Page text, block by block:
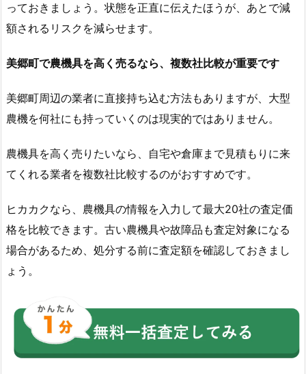
っておきましょう。状態を正直に伝えたほうが、あとで減
額されるリスクを減らせます。
美郷町で農機具を高く売るなら、複数社比較が重要です
美郷町周辺の業者に直接持ち込む方法もありますが、大型
農機を何社にも持っていくのは現実的ではありません。
農機具を高く売りたいなら、自宅や倉庫まで見積もりに来
てくれる業者を複数社比較するのがおすすめです。
ヒカカクなら、農機具の情報を入力して最大20社の査定価
格を比較できます。古い農機具や故障品も査定対象になる
場合があるため、処分する前に査定額を確認しておきまし
ょう。